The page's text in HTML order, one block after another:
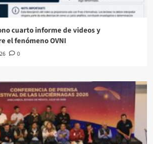
cuarto informe de videos y
el fenómeno OVNI
0